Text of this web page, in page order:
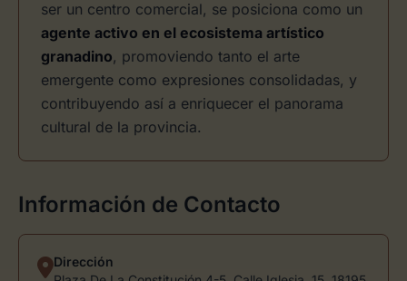
ser un centro comercial, se posiciona como un
agente activo en el ecosistema artístico
granadino, promoviendo tanto el arte
emergente como expresiones consolidadas, y
contribuyendo así a enriquecer el panorama
cultural de la provincia.
Información de Contacto
Dirección